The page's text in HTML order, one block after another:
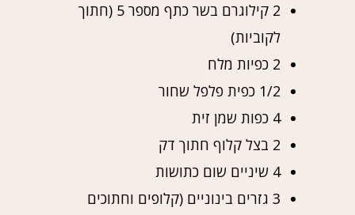
2 קילוגרם בשר כתף מספר 5 (חתוך
לקוביות)
2 כפיות מלח
1/2 כפית פלפל שחור
4 כפות שמן זית
2 בצל קלוף חתוך דק
4 שיניים שום כתושות
3 גזרים בינוניים (קלופים וחתוכים